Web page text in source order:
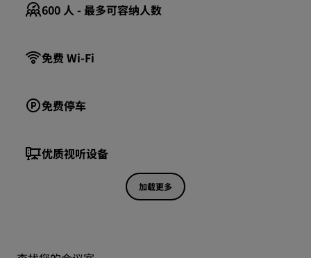
600 人 - 最多可容纳人数
免费 Wi-Fi
免费停车
优质视听设备
加载更多